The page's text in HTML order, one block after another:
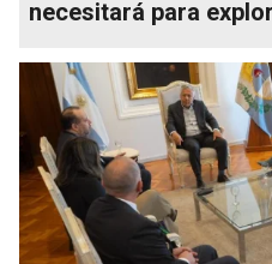
necesitará para